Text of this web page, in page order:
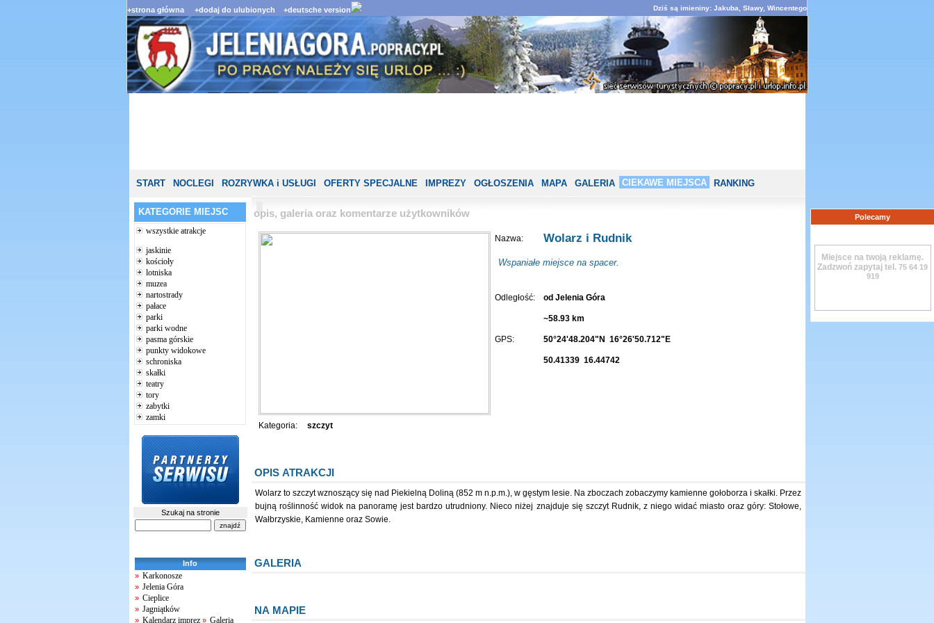
+strona główna +dodaj do ulubionych +deutsche version Dziś są imieniny: Jakuba, Sławy, Wincentego
START NOCLEGI ROZRYWKA i USŁUGI OFERTY SPECJALNE IMPREZY OGŁOSZENIA MAPA GALERIA CIEKAWE MIEJSCA RANKING
KATEGORIE MIEJSC
wszystkie atrakcje
jaskinie
kościoły
lotniska
muzea
nartostrady
pałace
parki
parki wodne
pasma górskie
punkty widokowe
schroniska
skałki
teatry
tory
zabytki
zamki
Szukaj na stronie
Info
» Karkonosze
» Jelenia Góra
» Cieplice
» Jagniątków
» Kalendarz imprez » Galeria
opis, galeria oraz komentarze użytkowników
Nazwa: Wolarz i Rudnik
Wspaniałe miejsce na spacer.
Odległość: od Jelenia Góra
~58.93 km
GPS: 50°24'48.204"N 16°26'50.712"E
50.41339 16.44742
Kategoria: szczyt
OPIS ATRAKCJI
Wolarz to szczyt wznoszący się nad Piekielną Doliną (852 m n.p.m.), w gęstym lesie. Na zboczach zobaczymy kamienne gołoborza i skałki. Przez
bujną roślinność widok na panoramę jest bardzo utrudniony. Nieco niżej znajduje się szczyt Rudnik, z niego widać miasto oraz góry: Stołowe,
Wałbrzyskie, Kamienne oraz Sowie.
GALERIA
NA MAPIE
Polecamy
Miejsce na twoją reklamę.
Zadzwoń zapytaj tel. 75 64 19
919